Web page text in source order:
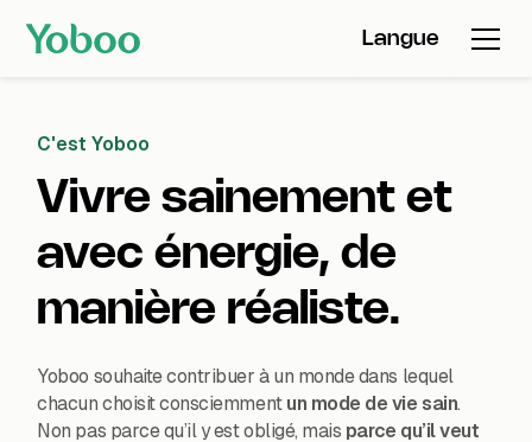
Langue
C'est Yoboo
Vivre sainement et
avec énergie, de
manière réaliste.
Yoboo souhaite contribuer à un monde dans lequel
chacun choisit consciemment un mode de vie sain.
Non pas parce qu’il y est obligé, mais parce qu’ilveut